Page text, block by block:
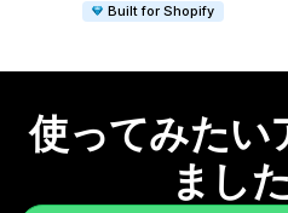
Built for Shopify
使ってみたい
まし